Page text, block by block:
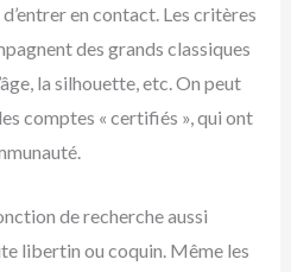
en contact. Les critères
des grands classiques
la silhouette, etc. On peut
comptes « certifiés », qui ont
de recherche aussi
libertin ou coquin. Même les